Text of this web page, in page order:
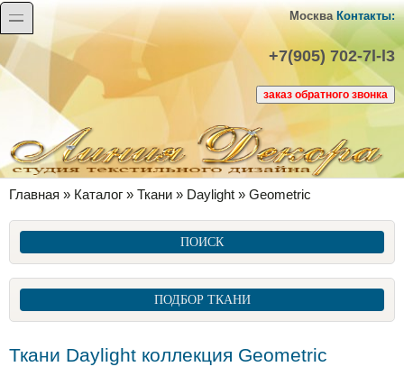
Перейти к основному содержанию
Skip to search
МоскваКонтакты:
+7(905) 702-7l-l3
toggle
Вы здесь
Главная » Каталог » Ткани » Daylight » Geometric
ПОИСК
ПОДБОР ТКАНИ
Ткани Daylight коллекция Geometric